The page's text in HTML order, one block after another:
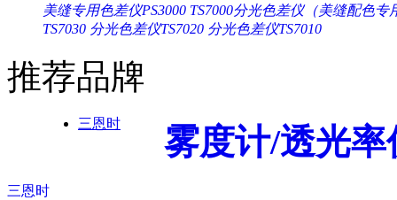
美缝专用色差仪PS3000 TS7000分光色差仪（美缝配色专
TS7030 分光色差仪TS7020 分光色差仪TS7010
推荐品牌
三恩时 雾度计/透光率
三恩时